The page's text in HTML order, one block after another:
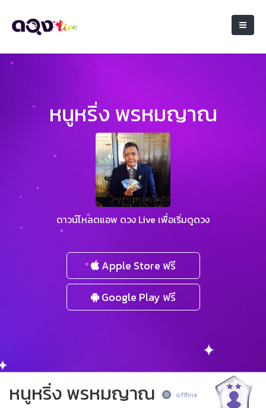
หนูหริ่ง พรหมญาณ
ดาวน์โหลดแอพ ดวง Live เพื่อเริ่มดูดวง
Apple Store ฟรี
Google Play ฟรี
หนูหริ่ง พรหมญาณ offline